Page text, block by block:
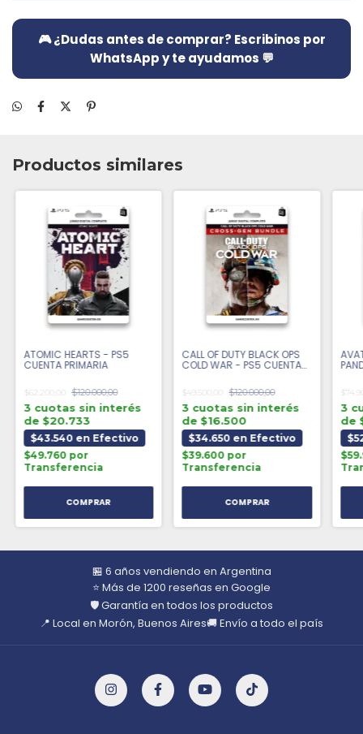
🎮 ¿Dudas antes de comprar? Escribinos por
WhatsApp y te ayudamos 💬
Productos similares
ATOMIC HEARTS - PS5
CUENTA PRIMARIA
$62.200,00 $120.000,00
3 cuotas sin interés
de $20.733
$43.540 en Efectivo
$49.760 por
Transferencia
CALL OF DUTY BLACK OPS
COLD WAR - PS5 CUENTA
$49.500,00 $120.000,00
3 cuotas sin interés
de $16.500
$34.650 en Efectivo
$39.600 por
Transferencia
3
de
🏪 6 años vendiendo en Argentina
⭐ Más de 1200 reseñas en Google
🛡️ Garantía en todos los productos
📍 Local en Morón, Buenos Aires🚚 Envío a todo el país